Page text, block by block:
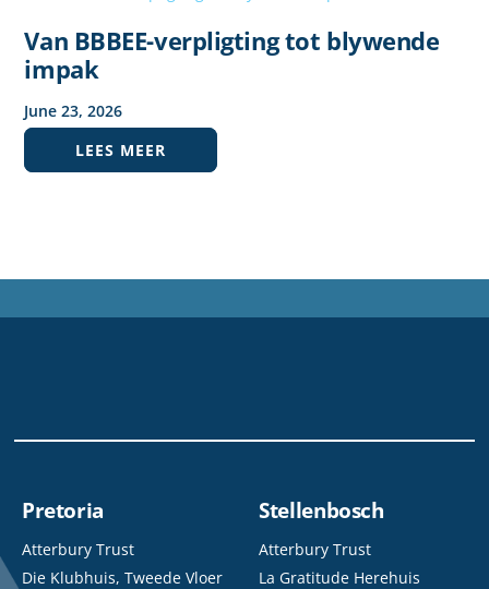
Van BBBEE-verpligting tot blywende
impak
June 23,2026
LEES MEER
Pretoria
Atterbury Trust
Die Klubhuis, Tweede Vloer
Stellenbosch
Atterbury Trust
La Gratitude Herehuis